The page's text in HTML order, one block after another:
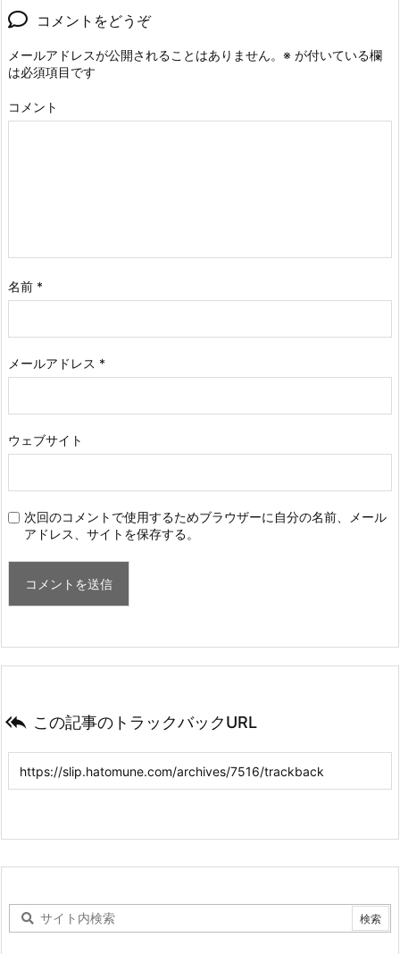
コメントをどうぞ
メールアドレスが公開されることはありません。 ※ が付いている欄
は必須項目です
コメント
名前 *
メールアドレス *
ウェブサイト
次回のコメントで使用するためブラウザーに自分の名前、メール
アドレス、サイトを保存する。
 この記事のトラックバックURL